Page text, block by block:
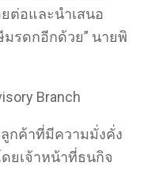
ต่อและนำเสนอ
รดกอีกด้วย” นายพิ
Branch
กค้าที่มีความมั่งคั่ง
ดยเจ้าหน้าที่ธนกิจ